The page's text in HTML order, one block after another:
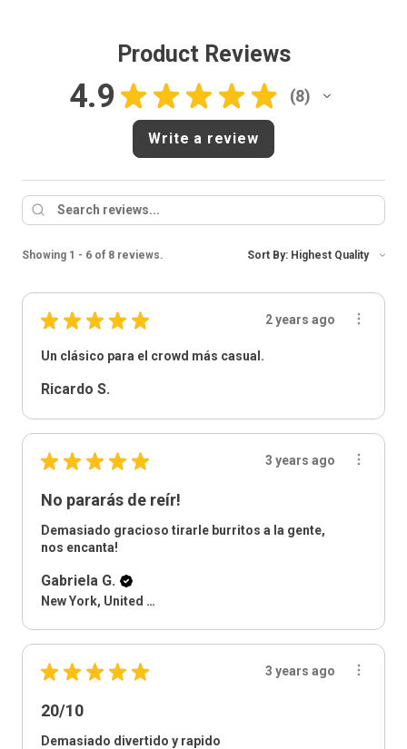
Product Reviews
4.9 ★ ★ ★ ★ ★ 8
8
Write a review
Showing 1 - 6 of 8 reviews. Sort By:
★ ★ ★ ★ ★ 2 years ago
Un clásico para el crowd más casual.
Ricardo S.
★ ★ ★ ★ ★ 3 years ago
No pararás de reír!
Demasiado gracioso tirarle burritos a la gente,
nos encanta!
Gabriela G.
New York, United States
★ ★ ★ ★ ★ 3 years ago
20/10
Demasiado divertido y rapido